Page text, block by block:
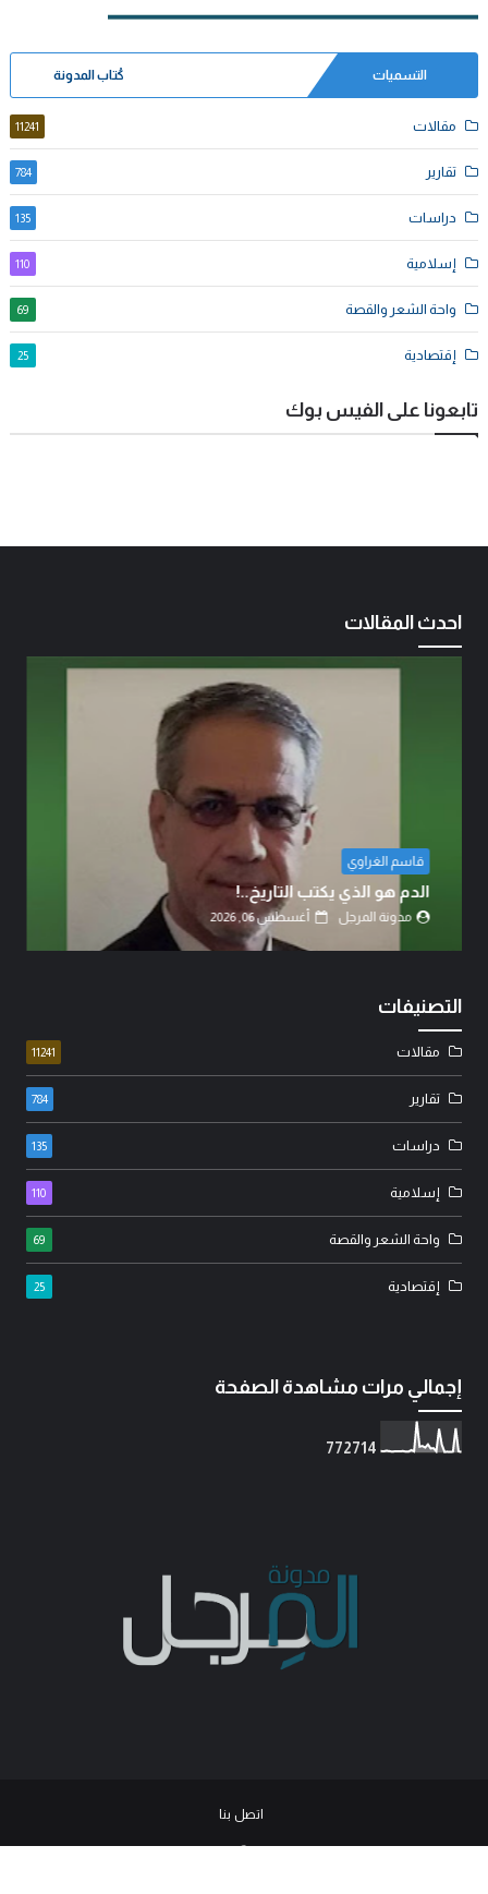
التسميات كُتاب المدونة
مقالات 11241
تقارير 784
دراسات 135
إسلامية 110
واحة الشعر والقصة 69
إقتصادية 25
تابعونا على الفيس بوك
احدث المقالات
قاسم الغراوي
الدم هو الذي يكتب التاريخ..!
مدونة المرجل أغسطس 06, 2026
التصنيفات
مقالات 11241
تقارير 784
دراسات 135
إسلامية 110
واحة الشعر والقصة 69
إقتصادية 25
إجمالي مرات مشاهدة الصفحة
77271 4
اتصل بنا